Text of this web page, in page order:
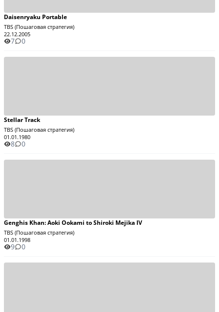
Daisenryaku Portable
TBS (Пошаговая стратегия)
22.12.2005
7 0
Stellar Track
TBS (Пошаговая стратегия)
01.01.1980
8 0
Genghis Khan: Aoki Ookami to Shiroki Mejika IV
TBS (Пошаговая стратегия)
01.01.1998
9 0